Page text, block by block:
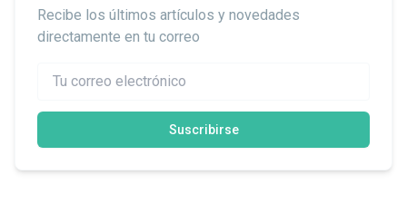
Recibe los últimos artículos y novedades
directamente en tu correo
Suscribirse